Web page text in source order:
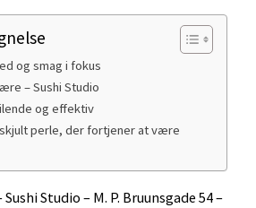
og smag i fokus
– Sushi Studio
og effektiv
skjult perle, der fortjener at være
Sushi Studio – M. P. Bruunsgade 54 –